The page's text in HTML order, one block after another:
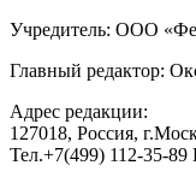
Учредитель: ООО
Главный редактор:
Адрес редакции:
127018, Россия,
Тел.+7(499) 112-35-89